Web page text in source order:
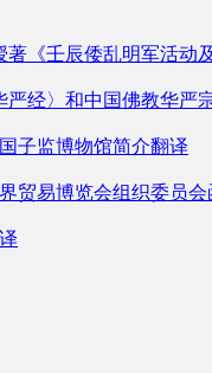
著《壬辰倭乱明军活动
严经〉和中国佛教华严
子监博物馆简介翻译
贸易博览会组织委员